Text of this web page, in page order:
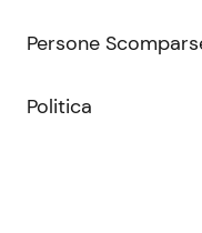
Persone
Politica